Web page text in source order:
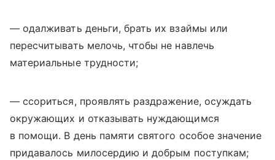
— одалживать деньги, брать их взаймы или
пересчитывать мелочь, чтобы не навлечь
материальные трудности;
— ссориться, проявлять раздражение, осуждать
окружающих и отказывать нуждающимся
в помощи. В день памяти святого особое значение
придавалось милосердию и добрым поступкам;